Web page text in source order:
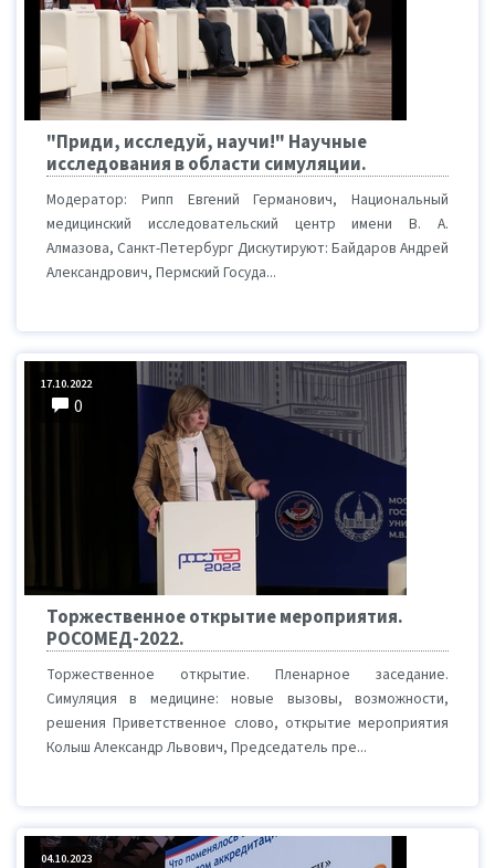
"Приди, исследуй, научи!" Научные
исследования в области симуляции.
Модератор: Рипп Евгений Германович, Национальный
медицинский исследовательский центр имени В. А.
Алмазова, Санкт-Петербург Дискутируют: Байдаров Андрей
Александрович, Пермский Госуда...
17.10.2022
0
Торжественное открытие мероприятия.
РОСОМЕД-2022.
Торжественное открытие. Пленарное заседание.
Симуляция в медицине: новые вызовы, возможности,
решения Приветственное слово, открытие мероприятия
Колыш Александр Львович, Председатель пре...
04.10.2023